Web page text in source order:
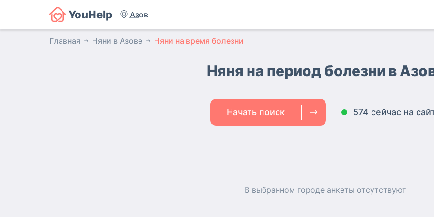
YouHelp Азов
Главная Няни в Азове Няни на время болезни
Няня на период болезни в
Начать поиск 574 сейчас на
В выбранном городе анкеты отсутствуют